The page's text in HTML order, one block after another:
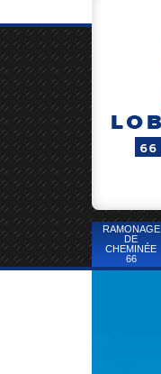
RAMONAGE
DE
CHEMINÉE
66